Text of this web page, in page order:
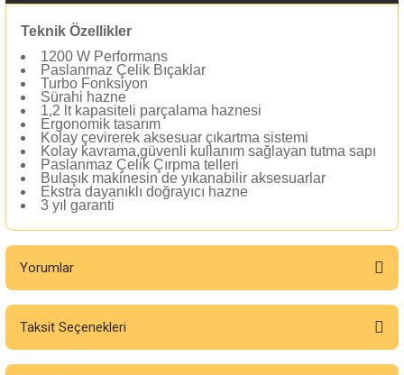
Teknik Özellikler
1200 W Performans
Paslanmaz Çelik Bıçaklar
Turbo Fonksiyon
Sürahi hazne
1,2 lt kapasiteli parçalama haznesi
Ergonomik tasarım
Kolay çevirerek aksesuar çıkartma sistemi
Kolay kavrama,güvenli kullanım sağlayan tutma sapı
Paslanmaz Çelik Çırpma telleri
Bulaşık makinesin de yıkanabilir aksesuarlar
Ekstra dayanıklı doğrayıcı hazne
3 yıl garanti
Yorumlar
Bu ürüne ilk yorumu siz yapın!
Taksit Seçenekleri